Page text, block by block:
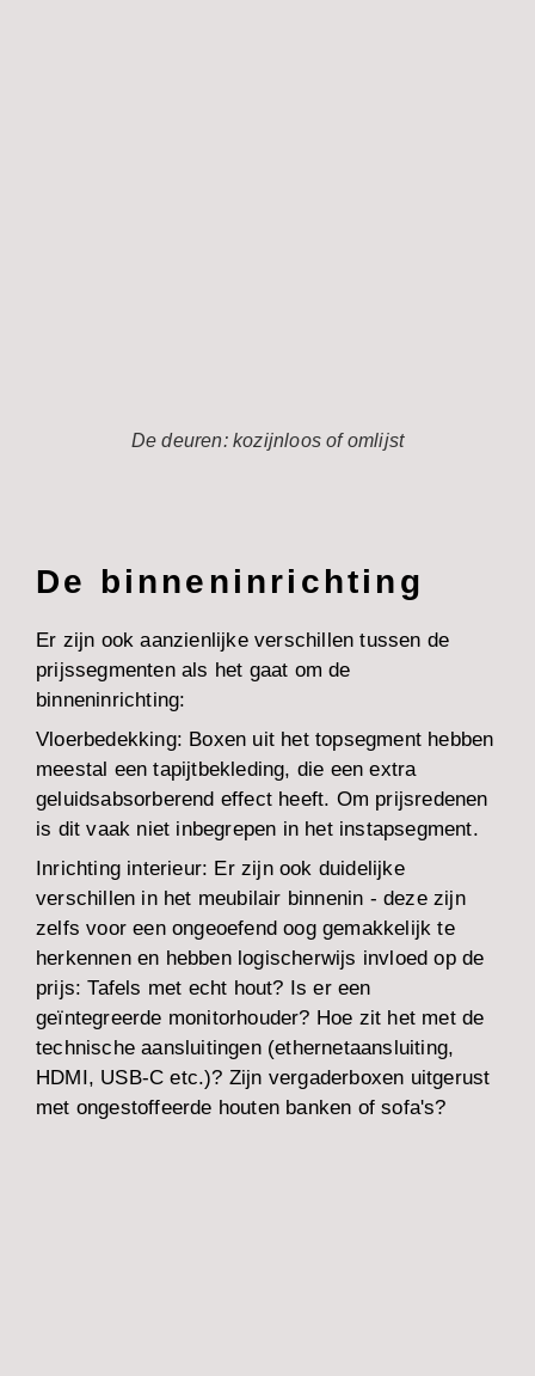
De deuren: kozijnloos of omlijst
De binneninrichting
Er zijn ook aanzienlijke verschillen tussen de
prijssegmenten als het gaat om de
binneninrichting:
Vloerbedekking: Boxen uit het topsegment hebben
meestal een tapijtbekleding, die een extra
geluidsabsorberend effect heeft. Om prijsredenen
is dit vaak niet inbegrepen in het instapsegment.
Inrichting interieur: Er zijn ook duidelijke
verschillen in het meubilair binnenin - deze zijn
zelfs voor een ongeoefend oog gemakkelijk te
herkennen en hebben logischerwijs invloed op de
prijs: Tafels met echt hout? Is er een
geïntegreerde monitorhouder? Hoe zit het met de
technische aansluitingen (ethernetaansluiting,
HDMI, USB-C etc.)? Zijn vergaderboxen uitgerust
met ongestoffeerde houten banken of sofa's?